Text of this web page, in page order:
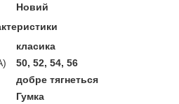
Новий
класика
50, 52, 54, 56
добре тягнеться
Гумка